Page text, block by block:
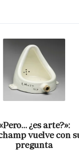
¿es arte?»:
vuelve con
pregunta